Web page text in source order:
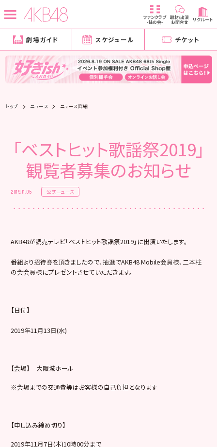
ファンクラブ
-柱の会-
取材/出演
お問合せ リクルート
劇場ガイド スケジュール チケット
トップ ニュース ニュース詳細
「ベストヒット歌謡祭2019」
観覧者募集のお知らせ
2019.11.05 公式ニュース
AKB48が読売テレビ「ベストヒット歌謡祭2019」に出演いたします。
番組より招待券を頂きましたので、抽選でAKB48 Mobile会員様、二本柱
の会会員様にプレゼントさせていただきます。
【日付】
2019年11月13日(水)
【会場】 大阪城ホール
※会場までの交通費等はお客様の自己負担となります
【申し込み締め切り】
2019年11月7日(木)10時00分まで